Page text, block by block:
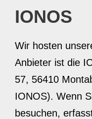
IONOS
Wir hosten
Anbieter ist die
57, 56410
IONOS). Wenn
besuchen,